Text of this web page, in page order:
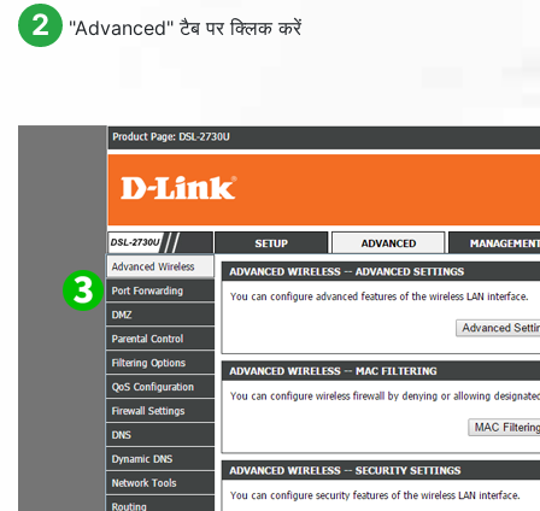
2 "Advanced" टैब पर क्लिक करें